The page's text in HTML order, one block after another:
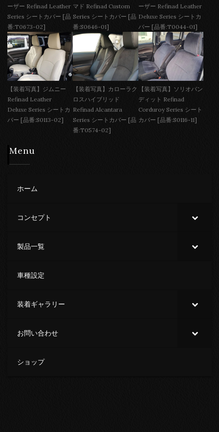
ーザー Refinad Leather
Series シートカバー [品
番:T0673-02]
マド Refinad Custom
Series シートカバー [品
番:S0646-01]
ーザー Refinad Leather
Deluxe Series シートカ
バー [品番:T0044-01]
【装着写真】ジムニー
Refinad Leather
Deluxe Series シートカ
バー [品番:S0113-02]
【装着写真】カローラク
ロスハイブリッド
Refinad Alcantara
Series シートカバー [品
番:T0574-02]
【装着写真】ソリオバン
ディット Refinad
Corduroy Series シート
カバー [品番:S0116-11]
Menu
ホーム
コンセプト
製品一覧
車種設定
装着ギャラリー
お問い合わせ
ショップ